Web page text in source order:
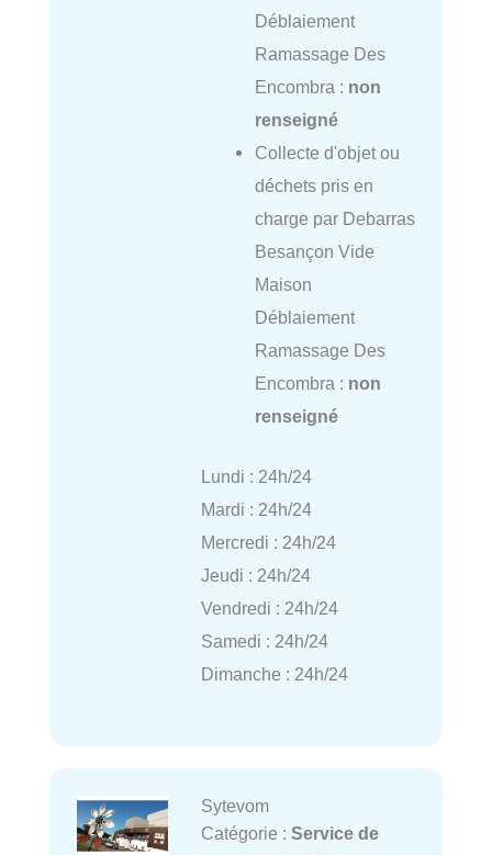
Déblaiement
Ramassage Des
Encombra : non
renseigné
Collecte d'objet ou
déchets pris en
charge par Debarras
Besançon Vide
Maison
Déblaiement
Ramassage Des
Encombra : non
renseigné
Lundi : 24h/24
Mardi : 24h/24
Mercredi : 24h/24
Jeudi : 24h/24
Vendredi : 24h/24
Samedi : 24h/24
Dimanche : 24h/24
Sytevom
Catégorie : Service de